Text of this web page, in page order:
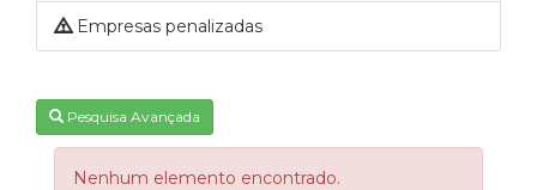
Empresas penalizadas
Pesquisa Avançada
Nenhum elemento encontrado.